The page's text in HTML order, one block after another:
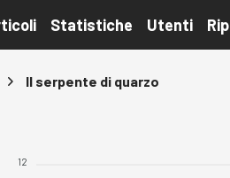
Statistiche Utenti
Il serpente di quarzo
12